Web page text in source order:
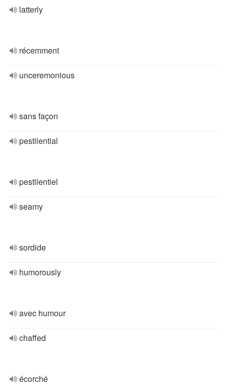
latterly
récemment
unceremonious
sans façon
pestilential
pestilentiel
seamy
sordide
humorously
avec humour
chaffed
écorché